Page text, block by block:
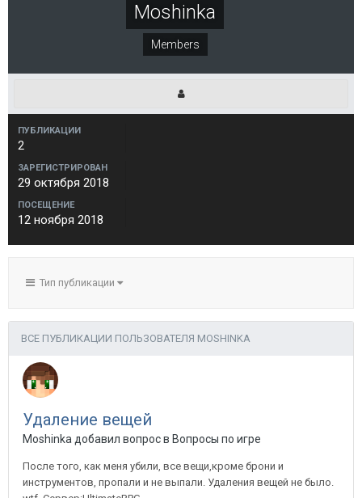
Moshinka
Members
ПУБЛИКАЦИИ
2
ЗАРЕГИСТРИРОВАН
29 октября 2018
ПОСЕЩЕНИЕ
12 ноября 2018
Тип публикации
ВСЕ ПУБЛИКАЦИИ ПОЛЬЗОВАТЕЛЯ MOSHINKA
Удаление вещей
Moshinka добавил вопрос в Вопросы по игре
После того, как меня убили, все вещи,кроме брони и
инструментов, пропали и не выпали. Удаления вещей не было.